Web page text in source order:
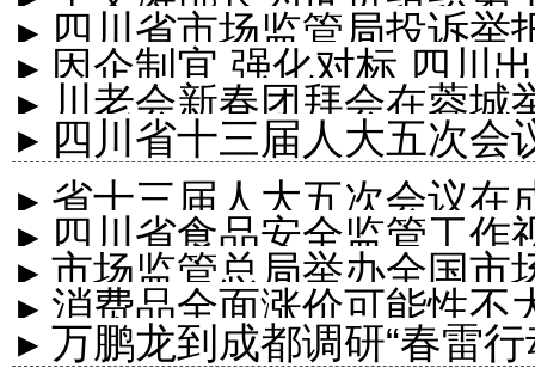
坛作视频致...
▸ 四川省市场监管局投诉
▸ 因企制宜 强化对标 四川
▸ 川老会新春团拜会在蓉城
▸ 四川省十三届人大五次会
▸ 省十三届人大五次会议在
并宣布开幕 ...
▸ 四川省食品安全监管工作
▸ 市场监管总局举办全国市
管理条例》培...
▸ 消费品全面涨价可能性不
▸ 万鹏龙到成都调研“春雷